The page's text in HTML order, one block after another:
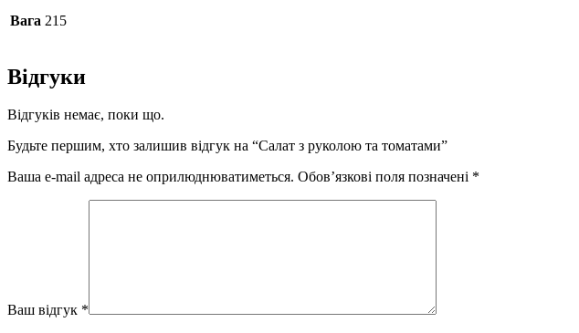
Вага 215
Відгуки
Відгуків немає, поки що.
Будьте першим, хто залишив відгук на “Салат з руколою та томатами”
Ваша e-mail адреса не оприлюднюватиметься. Обов’язкові поля позначені *
Ваш відгук *